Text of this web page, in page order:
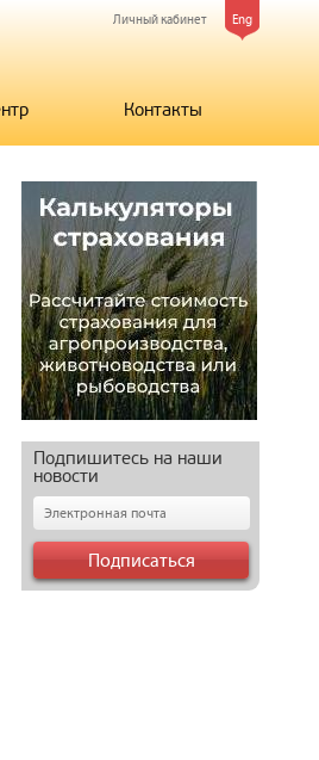
Eng
Личный кабинет
Контакты
Подпишитесь на наши
новости